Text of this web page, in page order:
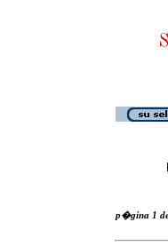
p�gina 1